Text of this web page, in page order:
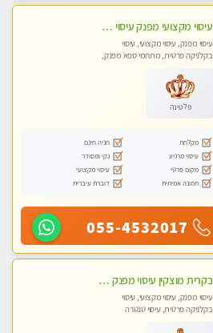
עיסוי מקצועי מפנק עיסוי עם אבנים חמות. מעסה עם תעודות. טיפול מרגיע ומפנק באווירה נעימה ושקטה
עיסוי מפנק, עיסוי מקצועי, עיסוי
בקלניקה פרטית, מתחמי ספא מפנק,
פלטינה
מקלחת
חניה חינם
עיסוי מרגיע
נקי ומסודר
מקום פרטי
עיסוי מקצועי
תמונה אמיתית
דוברת עיברית
055-4532017
בקרית מוצקין עיסוי מפנק מרגיע ושקט במקום מדהים עיסוי מושקע מאוד-
עיסוי מפנק, עיסוי מקצועי, עיסוי
בקלניקה פרטית, עיסוי טנטרה